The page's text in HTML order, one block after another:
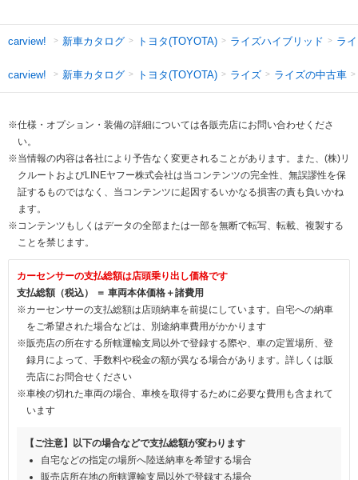
carview! 新車カタログ トヨタ(TOYOTA) ライズハイブリッド ラ
carview! 新車カタログ トヨタ(TOYOTA) ライズ ライズの中古車
※仕様・オプション・装備の詳細については各販売店にお問い合わせくださ
い。
※当情報の内容は各社により予告なく変更されることがあります。また、(株)リ
クルートおよびLINEヤフー株式会社は当コンテンツの完全性、無誤謬性を保
証するものではなく、当コンテンツに起因するいかなる損害の責も負いかね
ます。
※コンテンツもしくはデータの全部または一部を無断で転写、転載、複製する
ことを禁じます。
カーセンサーの支払総額は店頭乗り出し価格です
支払総額（税込） ＝ 車両本体価格＋諸費用
※カーセンサーの支払総額は店頭納車を前提にしています。自宅への納車
をご希望された場合などは、別途納車費用がかかります
※販売店の所在する所轄運輸支局以外で登録する際や、車の定置場所、登
録月によって、手数料や税金の額が異なる場合があります。詳しくは販
売店にお問合せください
※車検の切れた車両の場合、車検を取得するために必要な費用も含まれて
います
【ご注意】以下の場合などで支払総額が変わります
自宅などの指定の場所へ陸送納車を希望する場合
販売店所在地の所轄運輸支局以外で登録する場合